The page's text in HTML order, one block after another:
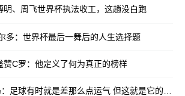
明、周飞世界杯执法收工，这趟没白跑
多：世界杯最后一舞后的人生选择题
赞C罗：他定义了何为真正的榜样
球有时就是差那么点运气 但这就是它的魅力所在